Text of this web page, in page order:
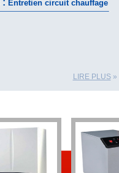
: Entretien circuit chauffage
LIRE PLUS»